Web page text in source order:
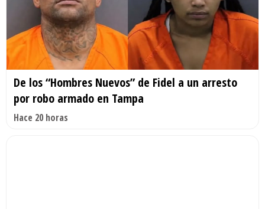
De los “Hombres Nuevos” de Fidel a un arresto
por robo armado en Tampa
Hace 20 horas